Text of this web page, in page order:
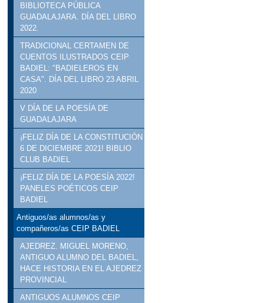
BIBLIOTECA PÚBLICA
GUADALAJARA. DÍA DEL LIBRO
2022.
TRADICIONAL CERTAMEN DE
CUENTOS ILUSTRADOS CEIP
BADIEL: "BADIELEROS EN
CASA". DÍA DEL LIBRO 23 ABRIL
2020
V DÍA DE LA POESÍA DE
GUADALAJARA
¡FELIZ DÍA DE LA CONSTITUCIÓN
6 DE DICIEMBRE 2021! BIBLIO
CLUB BADIEL
¡FELIZ DÍA DE LA POESÍA 2022!
PANELES POÉTICOS CEIP
BADIEL
Antiguos/as alumnos/as y
compañeros/as CEIP BADIEL
AJEDREZ. MIGUEL MORENO,
ANTIGUO ALUMNO DEL BADIEL,
HACE HISTORIA EN EL AJEDREZ
PROVINCIAL
ANTIGUOS ALUMNOS CEIP